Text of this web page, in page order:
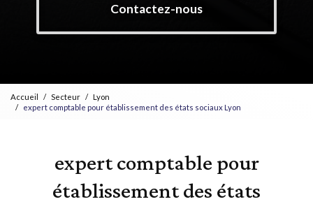
Contactez-nous
Accueil Secteur
Lyon
expert comptable pour établissement des états sociaux Lyon
expert comptable pour
établissement des états